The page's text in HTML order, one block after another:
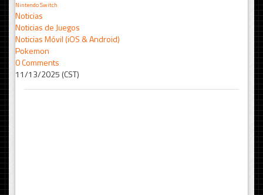
Nintendo Switch
Noticias
Noticias de Juegos
Noticias Móvil (iOS & Android)
Pokemon
0 Comments
11/13/2025 (CST)